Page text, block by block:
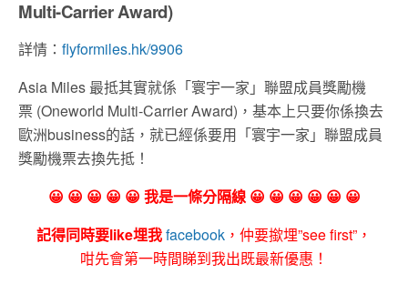
Multi-Carrier Award)
詳情： flyformiles.hk/9906
Asia Miles 最抵其實就係「寰宇一家」聯盟成員獎勵機
票 (Oneworld Multi-Carrier Award)，基本上只要你係換去
歐洲business的話，就已經係要用「寰宇一家」聯盟成員
獎勵機票去換先抵！
😀 😀 😀 😀 😀 我是一條分隔線 😀 😀 😀 😀 😀 😀
記得同時要like埋我facebook ，仲要撳埋”see first”，
咁先會第一時間睇到我出既最新優惠！